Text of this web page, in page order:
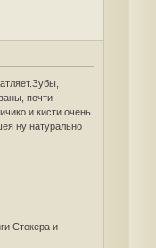
почти
и кисти очень
ну натурально
Стокера и